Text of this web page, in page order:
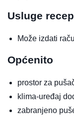
Usluge
Može izdati
Općenito
prostor za
klima-uređaj
zabranjeno